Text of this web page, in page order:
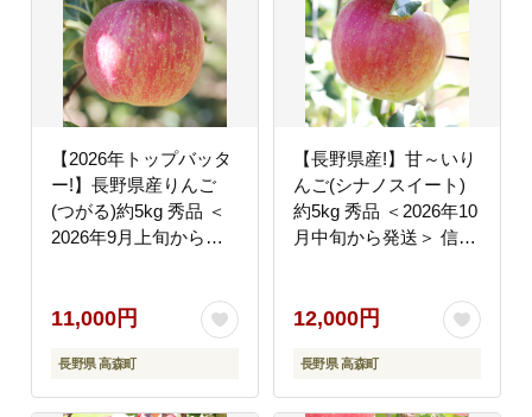
【2026年トップバッタ
ー!】長野県産りんご
(つがる)約5kg 秀品 ＜
2026年9月上旬から発
もの 旬のりんご 山下屋
11,000円
長野県 高森町
【長野県産!】甘～いり
んご(シナノスイート)
約5kg 秀品 ＜2026年10
月中旬から発送＞ 信州
ご 山下屋荘介
12,000円
長野県 高森町